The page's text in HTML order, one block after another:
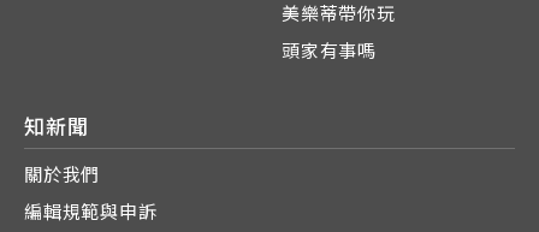
美樂蒂帶你玩
頭家有事嗎
知新聞
關於我們
編輯規範與申訴